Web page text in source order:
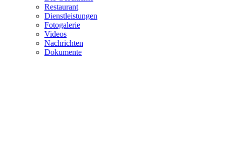
Restaurant
Dienstleistungen
Fotogalerie
Videos
Nachrichten
Dokumente